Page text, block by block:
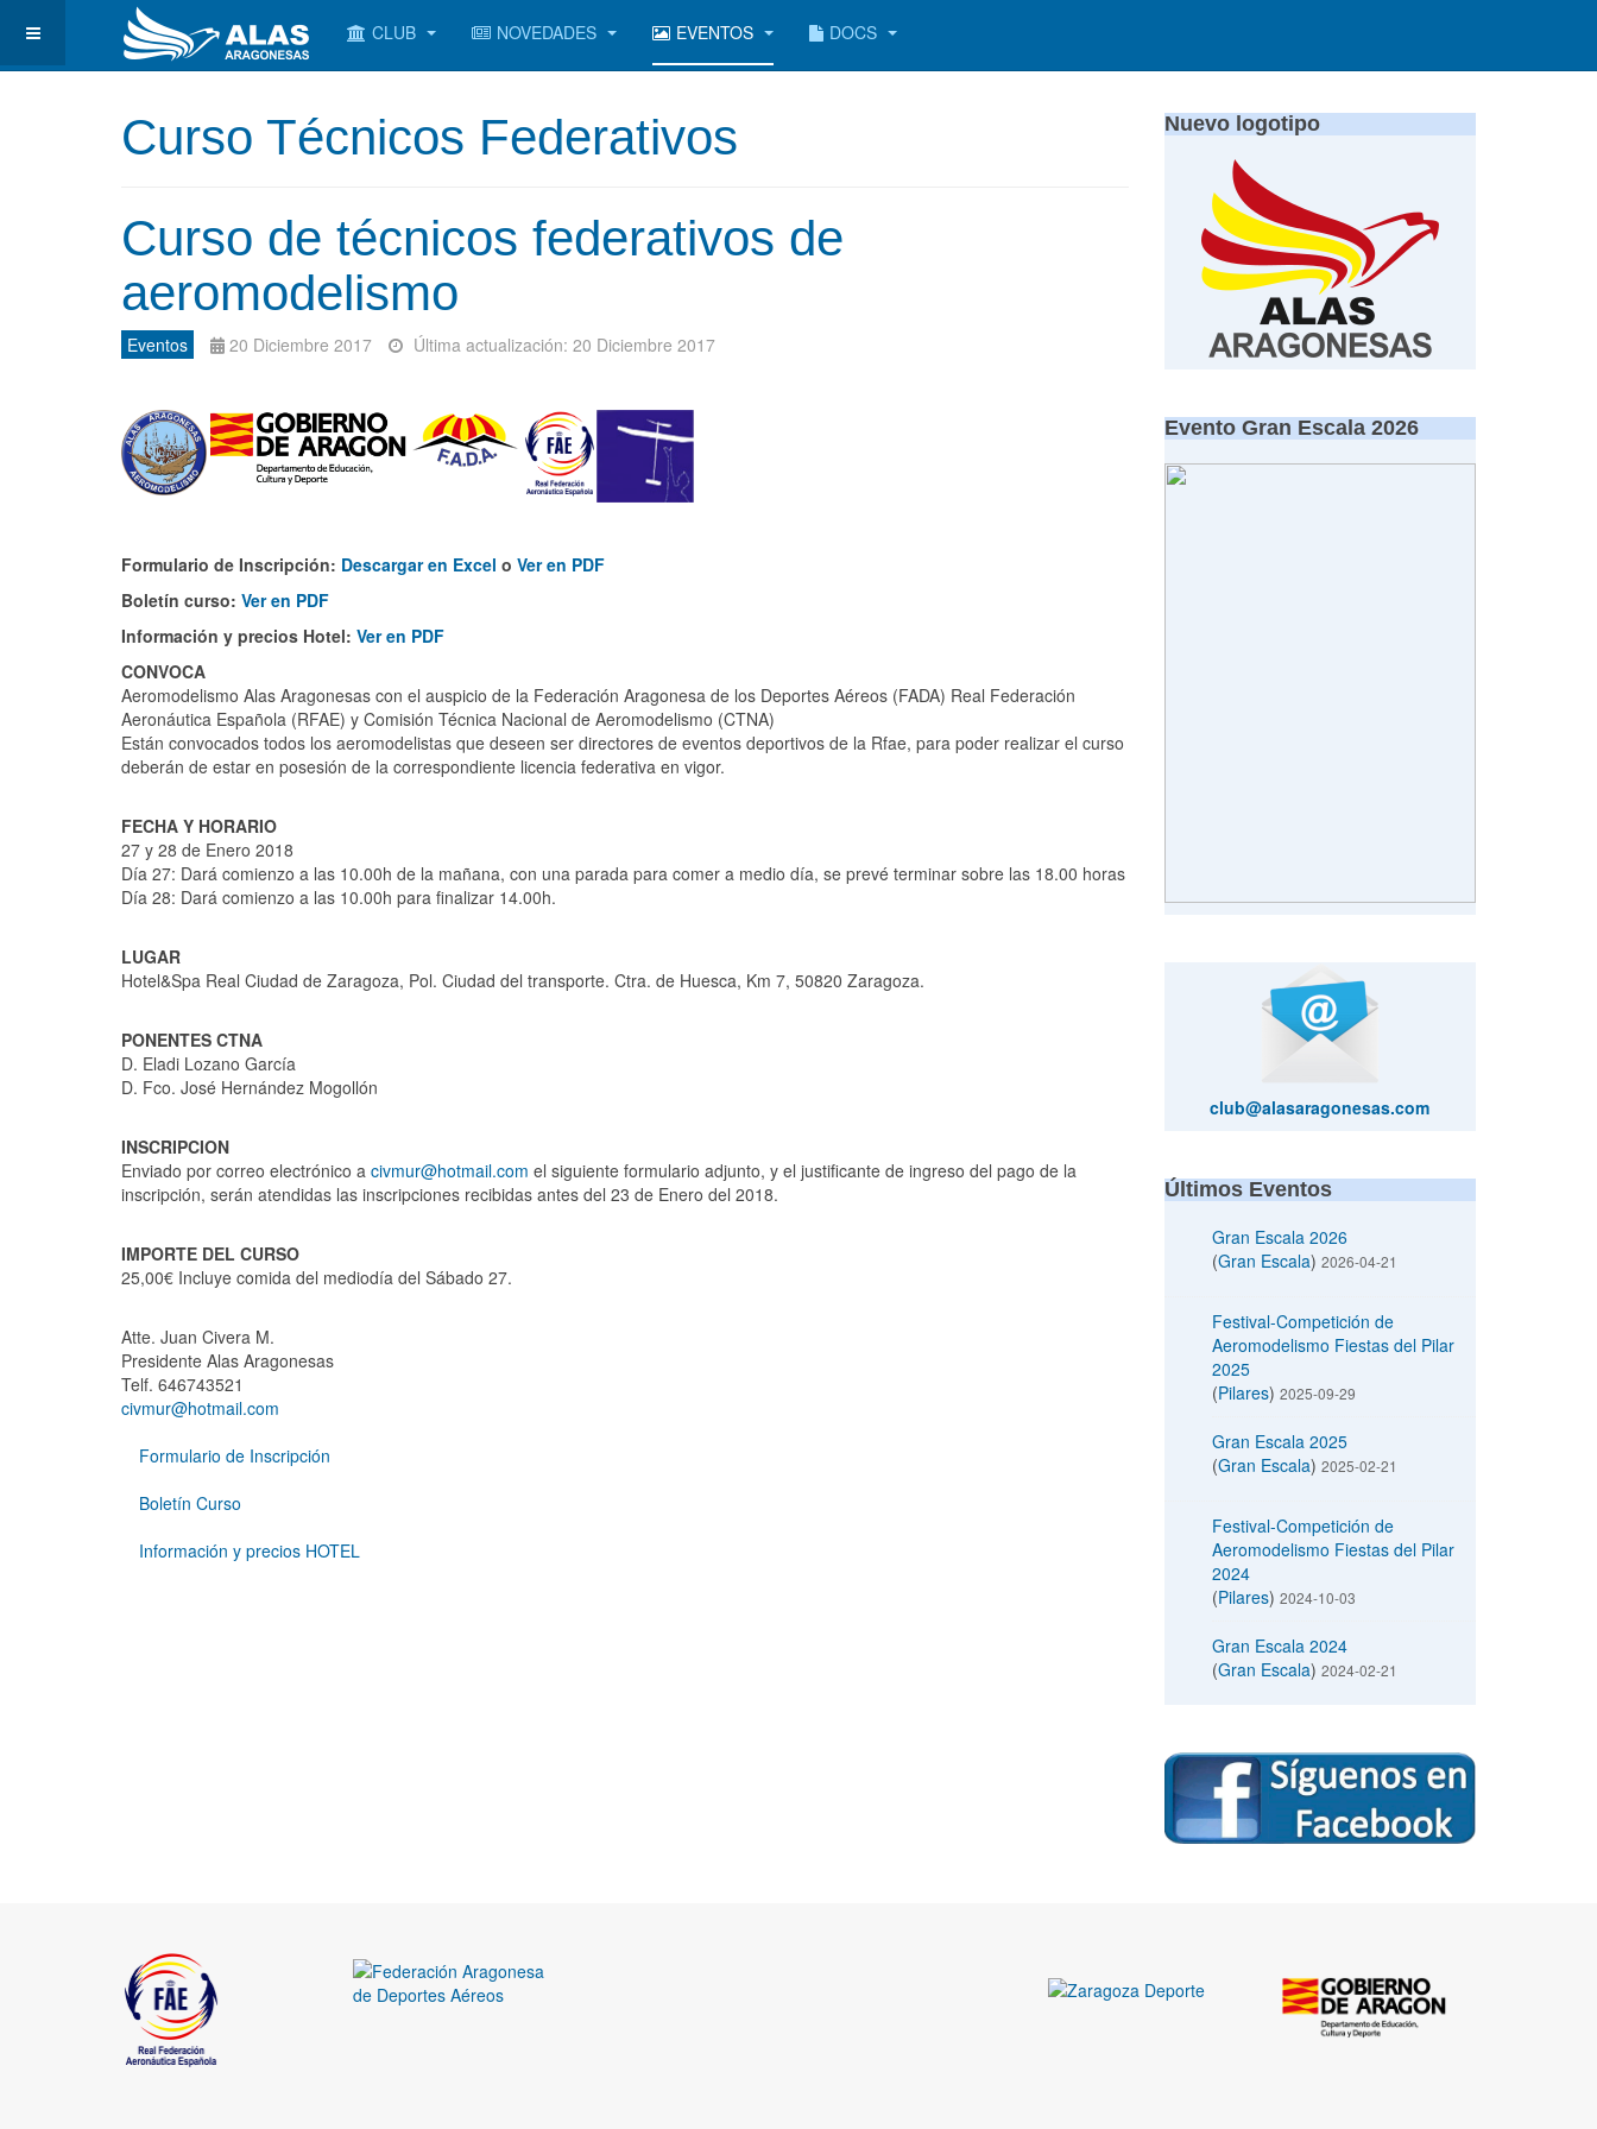
CLUB NOVEDADES EVENTOS DOCS
Curso Técnicos Federativos
Curso de técnicos federativos de
aeromodelismo
Eventos 20 Diciembre 2017 Última actualización: 20 Diciembre 2017
Formulario de Inscripción: Descargar en Excel o Ver en PDF
Boletín curso: Ver en PDF
Información y precios Hotel: Ver en PDF
CONVOCA
Aeromodelismo Alas Aragonesas con el auspicio de la Federación Aragonesa de los Deportes Aéreos (FADA) Real Federación
Aeronáutica Española (RFAE) y Comisión Técnica Nacional de Aeromodelismo (CTNA)
Están convocados todos los aeromodelistas que deseen ser directores de eventos deportivos de la Rfae, para poder realizar el curso
deberán de estar en posesión de la correspondiente licencia federativa en vigor.
FECHA Y HORARIO
27 y 28 de Enero 2018
Día 27: Dará comienzo a las 10.00h de la mañana, con una parada para comer a medio día, se prevé terminar sobre las 18.00 horas
Día 28: Dará comienzo a las 10.00h para finalizar 14.00h.
LUGAR
Hotel&Spa Real Ciudad de Zaragoza, Pol. Ciudad del transporte. Ctra. de Huesca, Km 7, 50820 Zaragoza.
PONENTES CTNA
D. Eladi Lozano García
D. Fco. José Hernández Mogollón
INSCRIPCION
Enviado por correo electrónico a civmur@hotmail.com el siguiente formulario adjunto, y el justificante de ingreso del pago de la
inscripción, serán atendidas las inscripciones recibidas antes del 23 de Enero del 2018.
IMPORTE DEL CURSO
25,00€ Incluye comida del mediodía del Sábado 27.
Atte. Juan Civera M.
Presidente Alas Aragonesas
Telf. 646743521
civmur@hotmail.com
Formulario de Inscripción
Boletín Curso
Información y precios HOTEL
Nuevo logotipo
Evento Gran Escala 2026
club@alasaragonesas.com
Últimos Eventos
Gran Escala 2026
(Gran Escala) 2026-04-21
Festival-Competición de
Aeromodelismo Fiestas del Pilar
2025
(Pilares) 2025-09-29
Gran Escala 2025
(Gran Escala) 2025-02-21
Festival-Competición de
Aeromodelismo Fiestas del Pilar
2024
(Pilares) 2024-10-03
Gran Escala 2024
(Gran Escala) 2024-02-21